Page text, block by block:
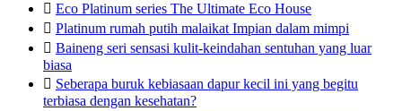
 Eco Platinum series The Ultimate Eco House
 Platinum rumah putih malaikat Impian dalam mimpi
 Baineng seri sensasi kulit-keindahan sentuhan yang luar
biasa
 Seberapa buruk kebiasaan dapur kecil ini yang begitu
terbiasa dengan kesehatan?